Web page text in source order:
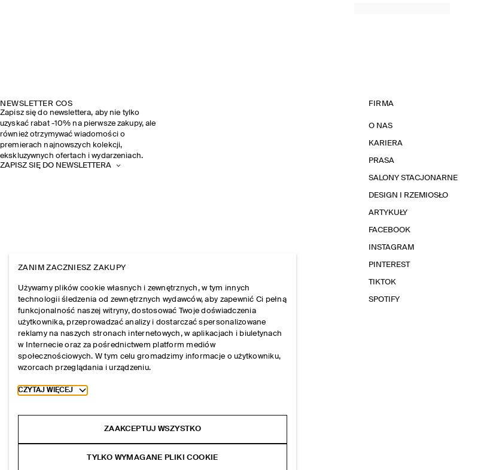
NEWSLETTER COS
Zapisz się do newslettera, aby nie tylko
uzyskać rabat -10% na pierwsze zakupy, ale
również otrzymywać wiadomości o
premierach najnowszych kolekcji,
ekskluzywnych ofertach i wydarzeniach.
ZAPISZ SIĘ DO NEWSLETTERA
FIRMA
O NAS
KARIERA
PRASA
SALONY STACJONARNE
DESIGN I RZEMIOSŁO
ARTYKUŁY
FACEBOOK
INSTAGRAM
PINTEREST
TIKTOK
SPOTIFY
ZANIM ZACZNIESZ ZAKUPY
Używamy plików cookie własnych i zewnętrznych, w tym innych
technologii śledzenia od zewnętrznych wydawców, aby zapewnić Ci pełną
funkcjonalność naszej witryny, dostosować Twoje doświadczenia
użytkownika, przeprowadzać analizy i dostarczać spersonalizowane
reklamy na naszych stronach internetowych, w aplikacjach i biuletynach
w Internecie oraz za pośrednictwem platform mediów
społecznościowych. W tym celu gromadzimy informacje o użytkowniku,
wzorcach przeglądania i urządzeniu.
Toggle more cookie information
CZYTAJ WIĘCEJ
ZAAKCEPTUJ WSZYSTKO
TYLKO WYMAGANE PLIKI COOKIE